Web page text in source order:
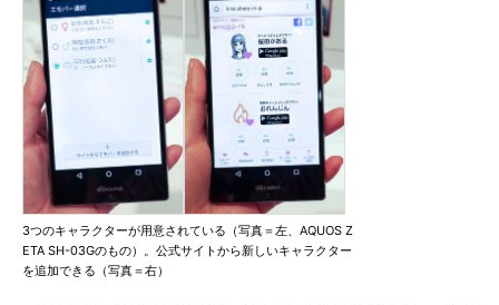
3つのキャラクターが用意されている（写真＝左、AQUOS Z
ETA SH-03Gのもの）。公式サイトから新しいキャラクター
を追加できる（写真＝右）